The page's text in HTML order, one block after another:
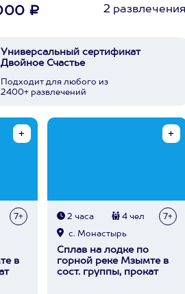
₽ 2
Универсальный сертификат
Двойное Счастье
Подходит для любого из
2400+ развлечений
7+
в
2 часа 4 чел 7+
с. Монастырь
Сплав на лодке по
горной реке Мзымте в
сост. группы, прокат